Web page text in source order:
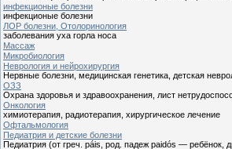
инфекционые болезни
инфекционые болезни
ЛОР болезни, Отолоринология
заболевания уха горла носа
Массаж
Микробиология
Неврология и нейрохирургия
Нервные болезни, медицинская генетика, детская
ОЗЗ
Охрана здоровья и здравоохранения, лист
Онкология
химиотерапия, радиотерапия, хирургическое лечение
Офтальмология
Педиатрия и детские болезни
Педиатрия (от греч. páis, род. падеж paidós — ребёнок,